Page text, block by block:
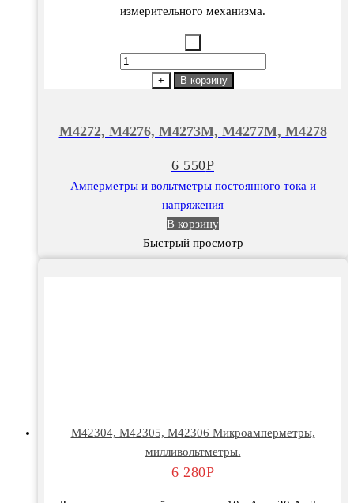
измерительного механизма.
-
Количество
М4273М,
+ В корзину
М4272, М4276, М4273М, М4277М, М4278
6 550Р
Амперметры и вольтметры постоянного тока и
напряжения
В корзину
Быстрый просмотр
М42304, М42305, М42306 Микроамперметры,
милливольтметры.
6 280Р